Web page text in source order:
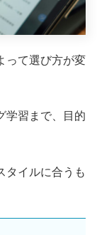
って選び方が変
学習まで、目的
タイルに合うも